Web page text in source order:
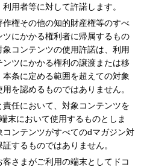
用者等に対して許諾します。
権その他の知的財産権等のすべ
にかかる権利者に帰属するもの
コンテンツの使用許諾は、利用
ツにかかる権利の譲渡または移
条に定める範囲を超えての対象
を認めるものではありません。
任において、対象コンテンツを
末において使用するものとしま
ンテンツがすべてのdマガジン対
するものではありません。
さまがご利用の端末としてドコ